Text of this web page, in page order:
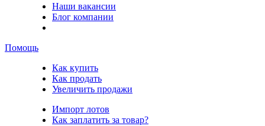
Наши вакансии
Блог компании
Помощь
Как купить
Как продать
Увеличить продажи
Импорт лотов
Как заплатить за товар?